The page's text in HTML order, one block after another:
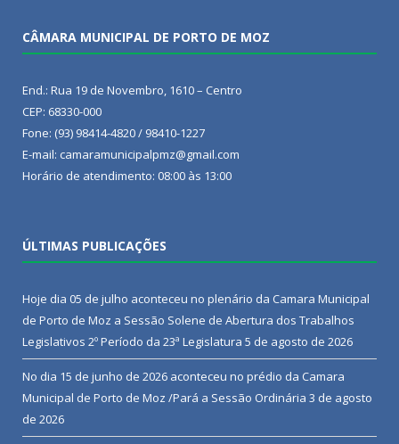
CÂMARA MUNICIPAL DE PORTO DE MOZ
End.: Rua 19 de Novembro, 1610 – Centro
CEP: 68330-000
Fone: (93) 98414-4820 / 98410-1227
E-mail: camaramunicipalpmz@gmail.com
Horário de atendimento: 08:00 às 13:00
ÚLTIMAS PUBLICAÇÕES
Hoje dia 05 de julho aconteceu no plenário da Camara Municipal
de Porto de Moz a Sessão Solene de Abertura dos Trabalhos
Legislativos 2º Período da 23ª Legislatura 5 de agosto de 2026
No dia 15 de junho de 2026 aconteceu no prédio da Camara
Municipal de Porto de Moz /Pará a Sessão Ordinária 3 de agosto
de 2026